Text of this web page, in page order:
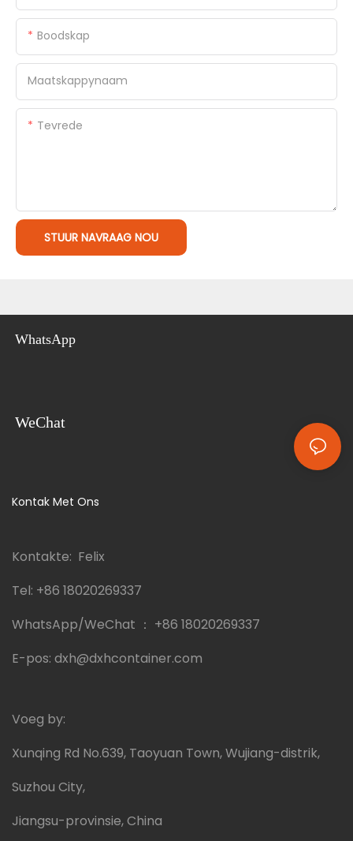
Boodskap
Maatskappynaam
Tevrede
STUUR NAVRAAG NOU
WhatsApp
WeChat
Kontak Met Ons
Kontakte: Felix
Tel: +86 18020269337
WhatsApp/WeChat ： +86 18020269337
E-pos: dxh@dxhcontainer.com
Voeg by:
Xunqing Rd No.639, Taoyuan Town, Wujiang-distrik,
Suzhou City,
Jiangsu-provinsie, China